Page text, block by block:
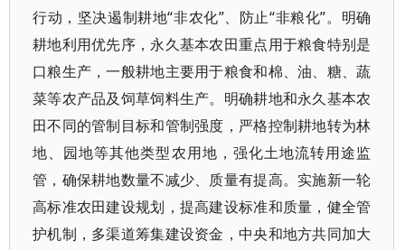
行动，坚决遏制耕地“非农化”、防止“非粮化”。明确
耕地利用优先序，永久基本农田重点用于粮食特别是
口粮生产，一般耕地主要用于粮食和棉、油、糖、蔬
菜等农产品及饲草饲料生产。明确耕地和永久基本农
田不同的管制目标和管制强度，严格控制耕地转为林
地、园地等其他类型农用地，强化土地流转用途监
管，确保耕地数量不减少、质量有提高。实施新一轮
高标准农田建设规划，提高建设标准和质量，健全管
护机制，多渠道筹集建设资金，中央和地方共同加大